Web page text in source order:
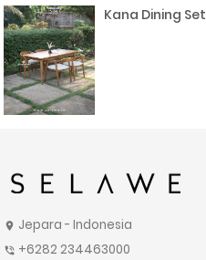
Kana Dining Set
location_on Jepara - Indonesia
phone_in_talk +6282 234463000